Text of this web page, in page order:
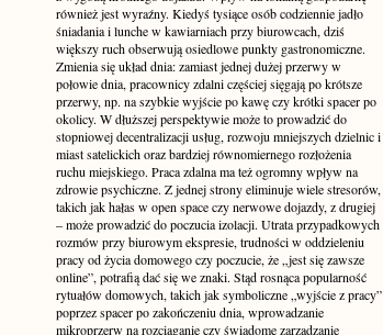
również jest wyraźny. Kiedyś tysiące osób codziennie jadło
śniadania i lunche w kawiarniach przy biurowcach, dziś
większy ruch obserwują osiedlowe punkty gastronomiczne.
Zmienia się układ dnia: zamiast jednej dużej przerwy w
połowie dnia, pracownicy zdalni częściej sięgają po krótsze
przerwy, np. na szybkie wyjście po kawę czy krótki spacer po
okolicy. W dłuższej perspektywie może to prowadzić do
stopniowej decentralizacji usług, rozwoju mniejszych dzielnic i
miast satelickich oraz bardziej równomiernego rozłożenia
ruchu miejskiego. Praca zdalna ma też ogromny wpływ na
zdrowie psychiczne. Z jednej strony eliminuje wiele stresorów,
takich jak hałas w open space czy nerwowe dojazdy, z drugiej
– może prowadzić do poczucia izolacji. Utrata przypadkowych
rozmów przy biurowym ekspresie, trudności w oddzieleniu
pracy od życia domowego czy poczucie, że „jest się zawsze
online”, potrafią dać się we znaki. Stąd rosnąca popularność
rytuałów domowych, takich jak symboliczne „wyjście z pracy”
poprzez spacer po zakończeniu dnia, wprowadzanie
mikroprzerw na rozciąganie czy świadome zarządzanie